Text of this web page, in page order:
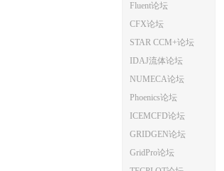
体
Fluent论坛
CFX论坛
STAR CCM+论坛
IDAJ流体论坛
NUMECA论坛
Phoenics论坛
ICEMCFD论坛
GRIDGEN论坛
GridPro论坛